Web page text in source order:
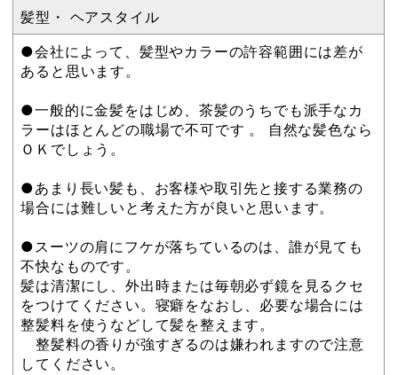
髪型・ ヘアスタイル
●会社によって、髪型やカラーの許容範囲には差が
あると思います。
●一般的に金髪をはじめ、茶髪のうちでも派手なカ
ラーはほとんどの職場で不可です 。 自然な髪色なら
ＯＫでしょう。
●あまり長い髪も、お客様や取引先と接する業務の
場合には難しいと考えた方が良いと思います。
●スーツの肩にフケが落ちているのは、誰が見ても
不快なものです。
髪は清潔にし、外出時または毎朝必ず鏡を見るクセ
をつけてください。寝癖をなおし、必要な場合には
整髪料を使うなどして髪を整えます。
整髪料の香りが強すぎるのは嫌われますので注意
してください。